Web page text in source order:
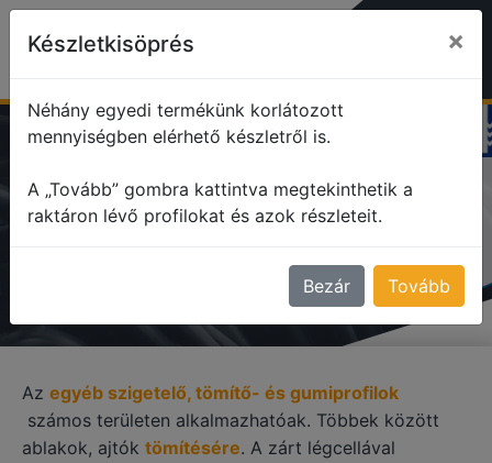
EGYÉB SZIGETELŐ, TÖMÍTŐ
Az egyéb szigetelő, tömítő- és gumiprofilok
számos területen alkalmazhatóak. Többek között
ablakok, ajtók tömítésére. A zárt légcellával
Készletkisöprés ×
Néhány egyedi termékünk korlátozott
mennyiségben elérhető készletről is.
A „Tovább” gombra kattintva megtekinthetik a
raktáron lévő profilokat és azok részleteit.
Bezár Tovább